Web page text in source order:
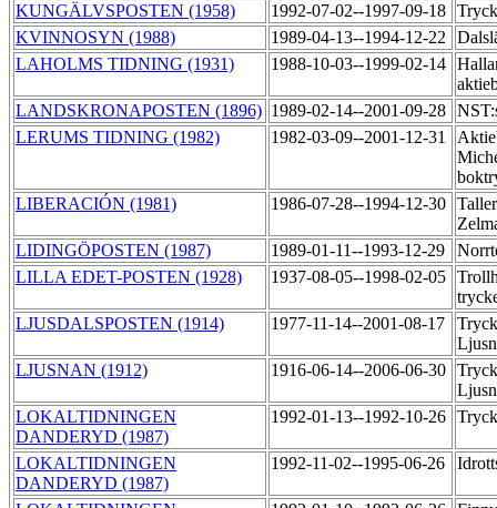
KUNGÄLVSPOSTEN (1958)
1992-07-02--1997-09-18
KVINNOSYN (1988)
1989-04-13--1994-12-22
LAHOLMS TIDNING (1931)
1988-10-03--1999-02-14
LANDSKRONAPOSTEN (1896) 1989-02-14--2001-09-28
LERUMS TIDNING (1982)
1982-03-09--2001-12-31
LIBERACIÓN (1981)
1986-07-28--1994-12-30
LIDINGÖPOSTEN (1987)
1989-01-11--1993-12-29
LILLA EDET-POSTEN (1928)
1937-08-05--1998-02-05
LJUSDALSPOSTEN (1914)
1977-11-14--2001-08-17
LJUSNAN (1912)
1916-06-14--2006-06-30
LOKALTIDNINGEN
DANDERYD (1987)
1992-01-13--1992-10-26
LOKALTIDNINGEN
DANDERYD (1987)
1992-11-02--1995-06-26